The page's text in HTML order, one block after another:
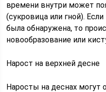
времени внутри может
(сукровица или гной).
была обнаружена, то
новообразование или
Нарост на верхней десне
Наросты на деснах могут